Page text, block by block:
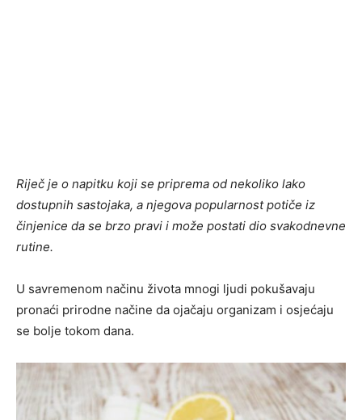
Riječ je o napitku koji se priprema od nekoliko lako
dostupnih sastojaka, a njegova popularnost potiče iz
činjenice da se brzo pravi i može postati dio svakodnevne
rutine.
U savremenom načinu života mnogi ljudi pokušavaju
pronaći prirodne načine da ojačaju organizam i osjećaju
se bolje tokom dana.